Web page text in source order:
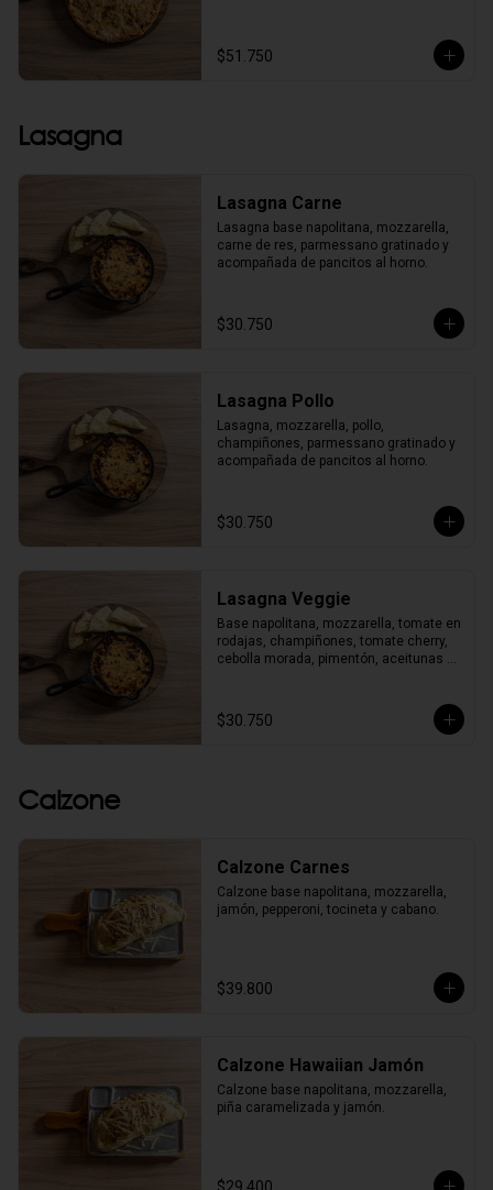
$51.750
Lasagna
Lasagna Carne
Lasagna base napolitana, mozzarella,
carne de res, parmessano gratinado y
acompañada de pancitos al horno.
$30.750
Lasagna Pollo
Lasagna, mozzarella, pollo,
champiñones, parmessano gratinado y
acompañada de pancitos al horno.
$30.750
Lasagna Veggie
Base napolitana, mozzarella, tomate en
rodajas, champiñones, tomate cherry,
cebolla morada, pimentón, aceitunas
$30.750
Calzone
Calzone Carnes
Calzone base napolitana, mozzarella,
jamón, pepperoni, tocineta y cabano.
$39.800
Calzone Hawaiian Jamón
Calzone base napolitana, mozzarella,
piña caramelizada y jamón.